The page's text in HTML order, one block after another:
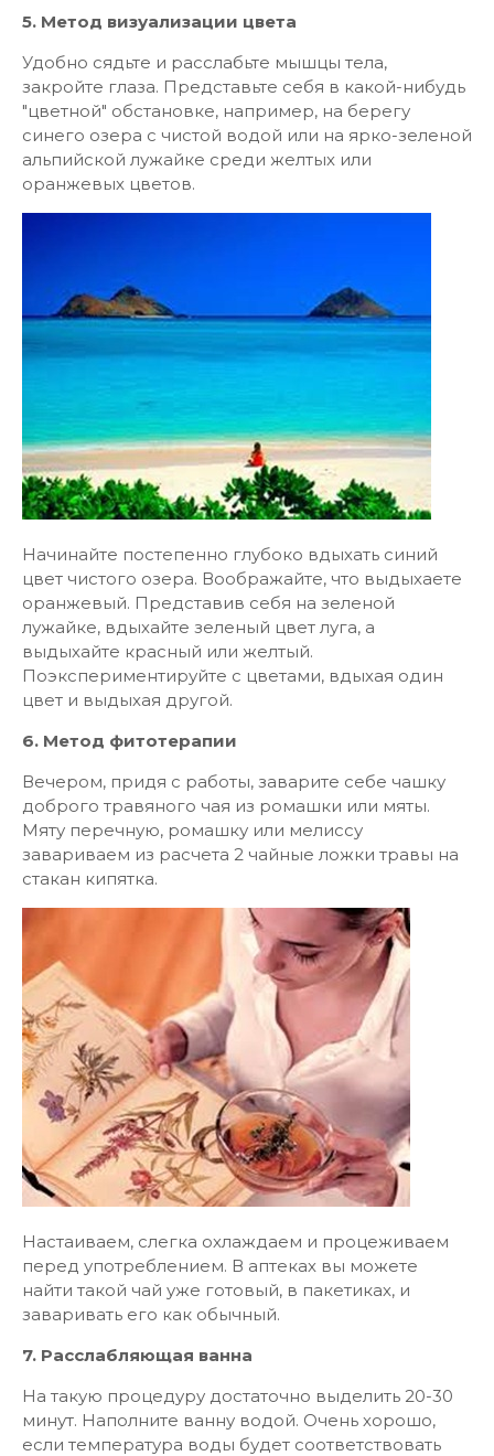
5. Метод визуализации цвета
Удобно сядьте и расслабьте мышцы тела,
закройте глаза. Представьте себя в какой-нибудь
"цветной" обстановке, например, на берегу
синего озера с чистой водой или на ярко-зеленой
альпийской лужайке среди желтых или
оранжевых цветов.
Начинайте постепенно глубоко вдыхать синий
цвет чистого озера. Воображайте, что выдыхаете
оранжевый. Представив себя на зеленой
лужайке, вдыхайте зеленый цвет луга, а
выдыхайте красный или желтый.
Поэкспериментируйте с цветами, вдыхая один
цвет и выдыхая другой.
6. Метод фитотерапии
Вечером, придя с работы, заварите себе чашку
доброго травяного чая из ромашки или мяты.
Мяту перечную, ромашку или мелиссу
завариваем из расчета 2 чайные ложки травы на
стакан кипятка.
Настаиваем, слегка охлаждаем и процеживаем
перед употреблением. В аптеках вы можете
найти такой чай уже готовый, в пакетиках, и
заваривать его как обычный.
7. Расслабляющая ванна
На такую процедуру достаточно выделить 20-30
минут. Наполните ванну водой. Очень хорошо,
если температура воды будет соответствовать